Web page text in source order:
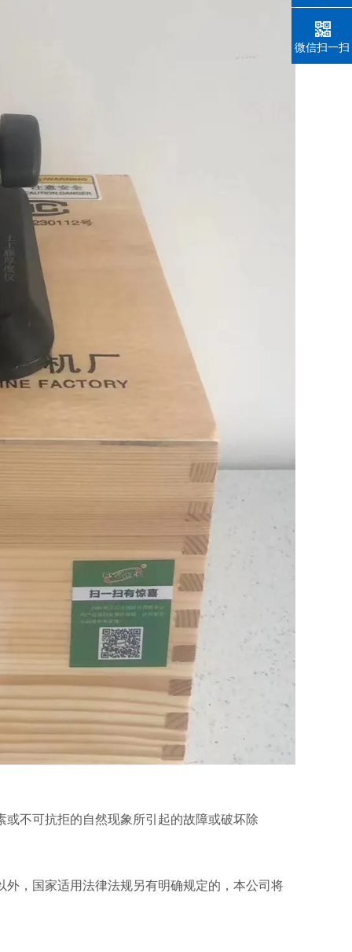
不可抗拒的自然现象所引起的故障或破坏除
，国家适用法律法规另有明确规定的，本公司将
微信扫一扫